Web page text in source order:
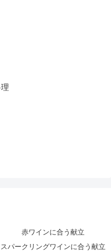
赤ワインに合う献立
スパークリングワインに合う献立